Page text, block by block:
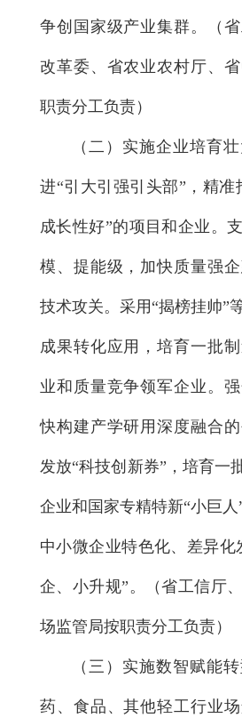
争创国家级产业集群。（
改革委、省农业农村厅、
职责分工负责）
（二）实施企业培育壮
进“引大引强引头部”，精准
成长性好”的项目和企业。
模、提能级，加快质量强
技术攻关。采用“揭榜挂帅”
成果转化应用，培育一批
业和质量竞争领军企业。
快构建产学研用深度融合
发放“科技创新券”，培育一
企业和国家专精特新“小巨
中小微企业特色化、差异化
企、小升规”。（省工信厅
场监管局按职责分工负责）
（三）实施数智赋能转
药、食品、其他轻工行业